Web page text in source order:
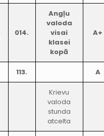
014.
Angļu
valoda
visai
klasei
kopā
A+
113. A
Krievu
valoda
stunda
atcelta